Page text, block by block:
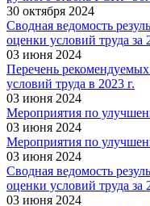
30 октября 2024
Сводная ведомость
оценки условий труда за
03 июня 2024
Перечень
условий труда в 2023 г.
03 июня 2024
Мероприятия по
03 июня 2024
Мероприятия по
03 июня 2024
Сводная ведомость
оценки условий труда за
03 июня 2024